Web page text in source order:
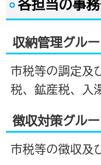
各担当の事
収納管理グル
市税等の調定及
税、鉱産税、入
徴収対策グル
市税等の徴収及